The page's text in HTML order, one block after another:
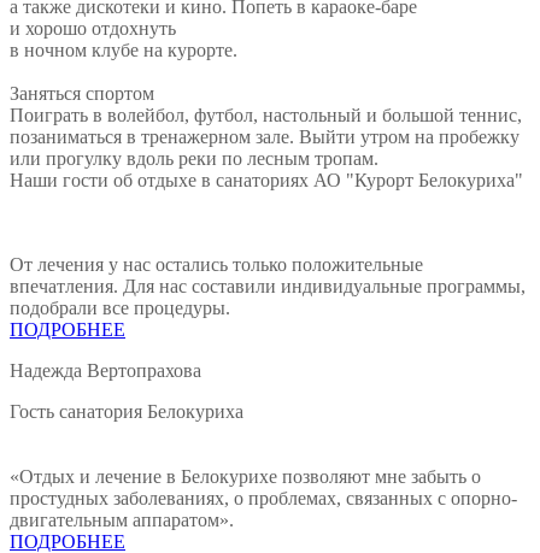
а также дискотеки и кино. Попеть в караоке-баре
и хорошо отдохнуть
в ночном клубе на курорте.
Заняться спортом
Поиграть в волейбол, футбол, настольный и большой теннис,
позаниматься в тренажерном зале. Выйти утром на пробежку
или прогулку вдоль реки по лесным тропам.
Наши гости об отдыхе в санаториях АО "Курорт Белокуриха"
От лечения у нас остались только положительные
впечатления. Для нас составили индивидуальные программы,
подобрали все процедуры.
ПОДРОБНЕЕ
Надежда Вертопрахова
Гость санатория Белокуриха
«Отдых и лечение в Белокурихе позволяют мне забыть о
простудных заболеваниях, о проблемах, связанных с опорно-
двигательным аппаратом».
ПОДРОБНЕЕ